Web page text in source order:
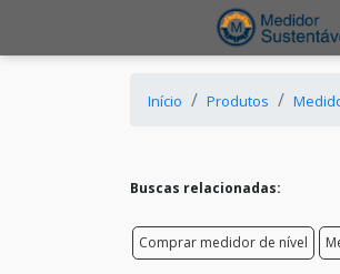
Início Produtos
Buscas relacionadas:
Comprar medidor de nível